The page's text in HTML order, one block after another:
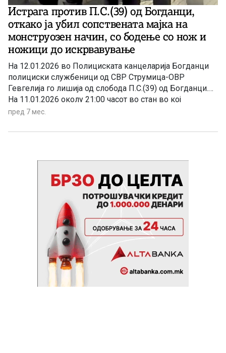
Истрага против П.С.(39) од Богданци,
откако ја убил сопствената мајка на
монструозен начин, со бодење со нож и
ножици до искрвавување
На 12.01.2026 во Полициската канцеларија Богданци
полициски службеници од СВР Струмица-ОВР
Гевгелија го лишија од слобода П.С.(39) од Богданци.
На 11.01.2026 околу 21:00 часот во стан во кој
престојувале дошло до расправија меѓу П.С. и
во физичка пресметка во која П.С. со остри предмети и
Полициската канцеларија Богданци П.С. сам го
пријавил делото. Увид на местото изврши јавен
обвинител од Основното јавно обвинителство
Гевгелија и екипа од ОВР Гевгелија.
пред 7 мес.